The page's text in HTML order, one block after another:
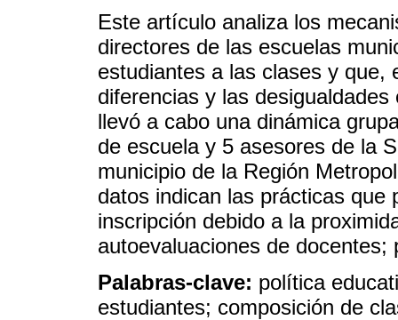
Este artículo analiza los
directores de las escuelas
estudiantes a las clases y que,
diferencias y las
llevó a cabo una dinámica
de escuela y 5 asesores de la
municipio de la Región
datos indican las prácticas que
inscripción debido a la
autoevaluaciones de
Palabras-clave: política
estudiantes; composición de